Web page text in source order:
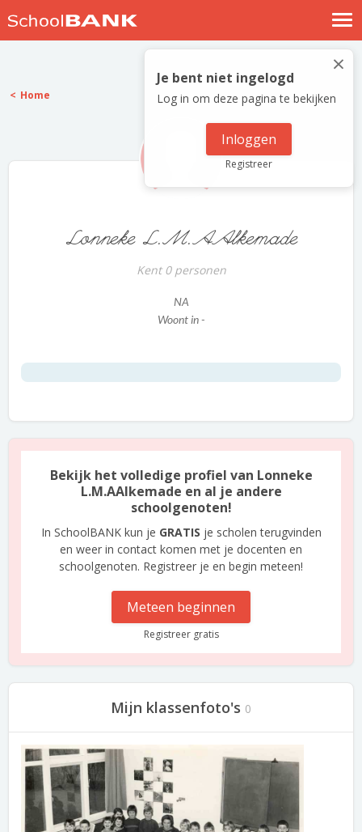
Nostalgische verhalen
Log in
Meld je gratis aan
×
Je bent niet ingelogd
Log in om deze pagina te bekijken
Inloggen
Registreer
Home
Lonneke L.M.AAlkemade
Kent 0 personen
NA
Woont in -
Bekijk het volledige profiel van Lonneke
L.M.AAlkemade en al je andere
schoolgenoten!
In SchoolBANK kun je GRATIS je scholen terugvinden
en weer in contact komen met je docenten en
schoolgenoten. Registreer je en begin meteen!
Meteen beginnen
Registreer gratis
Mijn klassenfoto's 0